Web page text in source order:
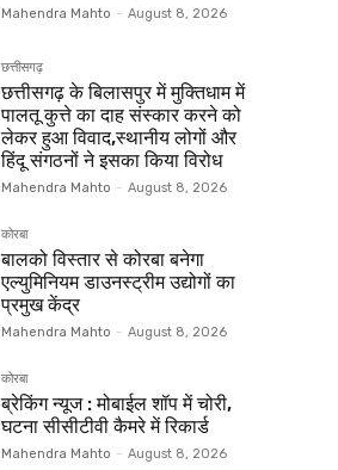
Mahendra Mahto - August 8, 2026
छत्तीसगढ़
छत्तीसगढ़ के बिलासपुर में मुक्तिधाम में
पालतू कुत्ते का दाह संस्कार करने को
लेकर हुआ विवाद,स्थानीय लोगों और
हिंदू संगठनों ने इसका किया विरोध
Mahendra Mahto - August 8, 2026
कोरबा
बालको विस्तार से कोरबा बनेगा
एल्युमिनियम डाउनस्ट्रीम उद्योगों का
प्रमुख केंद्र
Mahendra Mahto - August 8, 2026
कोरबा
ब्रेकिंग न्यूज : मोबाईल शॉप में चोरी,
घटना सीसीटीवी कैमरे में रिकार्ड
Mahendra Mahto - August 8, 2026